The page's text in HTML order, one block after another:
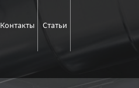
Контакты Статьи